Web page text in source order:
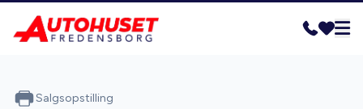
Salgsopstilling